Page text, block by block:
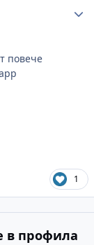
повече
1
в профила